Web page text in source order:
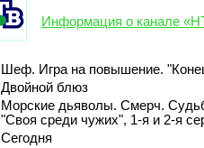
Информация о канале
Шеф. Игра на повышение.
Двойной блюз
Морские дьяволы. Смерч.
"Своя среди чужих", 1-я и 2-я
Сегодня